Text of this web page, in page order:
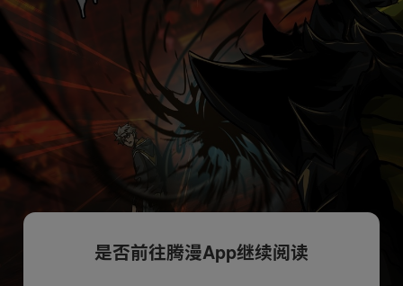
是否前往腾漫App继续阅读